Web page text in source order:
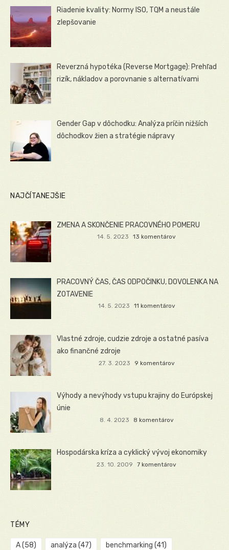
Riadenie kvality: Normy ISO, TQM a neustále
zlepšovanie
Reverzná hypotéka (Reverse Mortgage): Prehľad
rizík, nákladov a porovnanie s alternatívami
Gender Gap v dôchodku: Analýza príčin nižších
dôchodkov žien a stratégie nápravy
NAJČÍTANEJŠIE
ZMENA A SKONČENIE PRACOVNÉHO POMERU
14. 5. 2023 13 komentárov
PRACOVNÝ ČAS, ČAS ODPOČINKU, DOVOLENKA NA
ZOTAVENIE
14. 5. 2023 11 komentárov
Vlastné zdroje, cudzie zdroje a ostatné pasíva
ako finančné zdroje
27. 3. 2023 9 komentárov
Výhody a nevýhody vstupu krajiny do Európskej
únie
8. 4. 2023 8 komentárov
Hospodárska kríza a cyklický vývoj ekonomiky
23. 10. 2009 7 komentárov
TÉMY
A(58) analýza (47) benchmarking (41)